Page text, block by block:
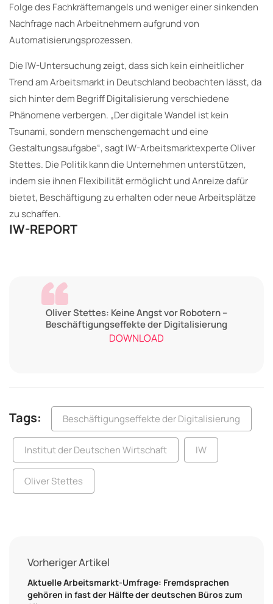
Folge des Fachkräftemangels und weniger einer sinkenden
Nachfrage nach Arbeitnehmern aufgrund von
Automatisierungsprozessen.
Die IW-Untersuchung zeigt, dass sich kein einheitlicher
Trend am Arbeitsmarkt in Deutschland beobachten lässt, da
sich hinter dem Begriff Digitalisierung verschiedene
Phänomene verbergen. „Der digitale Wandel ist kein
Tsunami, sondern menschengemacht und eine
Gestaltungsaufgabe“, sagt IW-Arbeitsmarktexperte Oliver
Stettes. Die Politik kann die Unternehmen unterstützen,
indem sie ihnen Flexibilität ermöglicht und Anreize dafür
bietet, Beschäftigung zu erhalten oder neue Arbeitsplätze
zu schaffen.
IW-REPORT
Oliver Stettes: Keine Angst vor Robotern –
Beschäftigungseffekte der Digitalisierung
DOWNLOAD
Tags: Beschäftigungseffekte der Digitalisierung
Institut der Deutschen Wirtschaft IW
Oliver Stettes
Vorheriger Artikel
Aktuelle Arbeitsmarkt-Umfrage: Fremdsprachen
gehören in fast der Hälfte der deutschen Büros zum